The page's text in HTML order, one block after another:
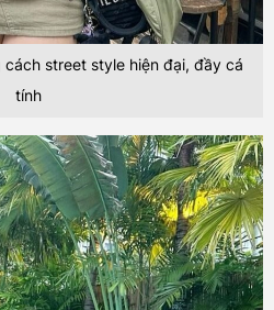
street style hiện đại, đầy cá
tính